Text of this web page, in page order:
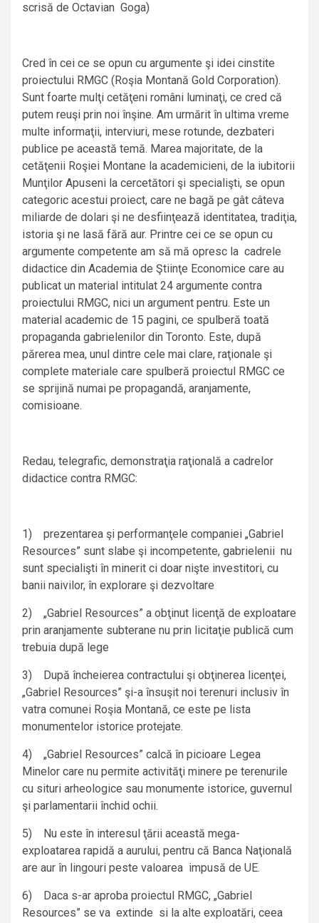
scrisă de Octavian Goga)
Cred în cei ce se opun cu argumente şi idei cinstite
proiectului RMGC (Roşia Montană Gold Corporation).
Sunt foarte mulţi cetăţeni români luminaţi, ce cred că
putem reuşi prin noi înşine. Am urmărit în ultima vreme
multe informaţii, interviuri, mese rotunde, dezbateri
publice pe această temă. Marea majoritate, de la
cetăţenii Roşiei Montane la academicieni, de la iubitorii
Munţilor Apuseni la cercetători şi specialişti, se opun
categoric acestui proiect, care ne bagă pe gât câteva
miliarde de dolari şi ne desfiinţează identitatea, tradiţia,
istoria şi ne lasă fără aur. Printre cei ce se opun cu
argumente competente am să mă opresc la cadrele
didactice din Academia de Ştiinţe Economice care au
publicat un material intitulat 24 argumente contra
proiectului RMGC, nici un argument pentru. Este un
material academic de 15 pagini, ce spulberă toată
propaganda gabrielenilor din Toronto. Este, după
părerea mea, unul dintre cele mai clare, raţionale şi
complete materiale care spulberă proiectul RMGC ce
se sprijină numai pe propagandă, aranjamente,
comisioane.
Redau, telegrafic, demonstraţia raţională a cadrelor
didactice contra RMGC:
1) prezentarea şi performanţele companiei „Gabriel
Resources” sunt slabe şi incompetente, gabrielenii nu
sunt specialişti în minerit ci doar nişte investitori, cu
banii naivilor, în explorare şi dezvoltare
2) „Gabriel Resources” a obţinut licenţă de exploatare
prin aranjamente subterane nu prin licitaţie publică cum
trebuia după lege
3) După încheierea contractului şi obţinerea licenţei,
„Gabriel Resources” şi-a însuşit noi terenuri inclusiv în
vatra comunei Roşia Montană, ce este pe lista
monumentelor istorice protejate.
4) „Gabriel Resources” calcă în picioare Legea
Minelor care nu permite activităţi minere pe terenurile
cu situri arheologice sau monumente istorice, guvernul
şi parlamentarii închid ochii.
5) Nu este în interesul ţării această mega-
exploatarea rapidă a aurului, pentru că Banca Naţională
are aur în lingouri peste valoarea impusă de UE.
6) Daca s-ar aproba proiectul RMGC, „Gabriel
Resources” se va extinde si la alte exploatări, ceea